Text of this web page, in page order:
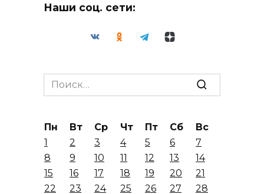
Наши соц. сети:
Search
for:
Пн Вт Ср Чт Пт Сб
Вс
1
2 3 4 5 6
7
8
9 10 11 12 13
14
15
16 17 18 19 20
21
22
23 24 25 26 27
28